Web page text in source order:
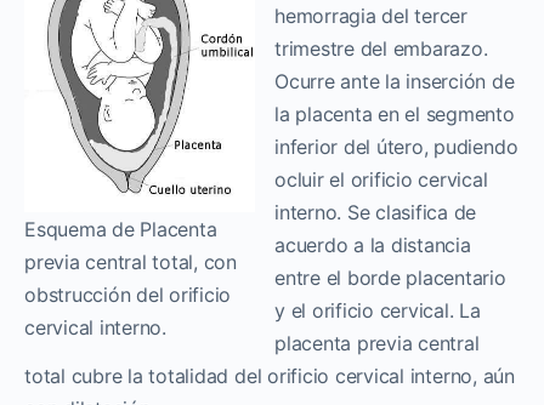
Esquema de Placenta
previa central total, con
obstrucción del orificio
cervical interno.
hemorragia del tercer
trimestre del embarazo.
Ocurre ante la inserción de
la placenta en el segmento
inferior del útero, pudiendo
ocluir el orificio cervical
interno. Se clasifica de
acuerdo a la distancia
entre el borde placentario
y el orificio cervical. La
placenta previa central
total cubre la totalidad del orificio cervical interno, aún